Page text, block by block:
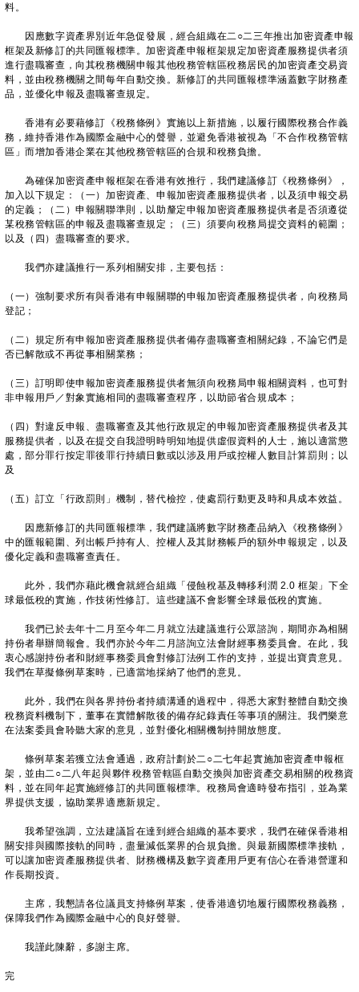
料。
因應數字資產界別近年急促發展，經合組織在二○二三‍年推出加密資產申報
框架及新修訂的共同匯報標準。加密資產申報框架規定加密資產服務提供者須
進行盡職審查，向其稅務機關申報其他稅務管轄區稅務居民的加密資產交易資
料，並由稅務機關之間每年自動交換。新修訂的共同匯報標準涵蓋數字財務產
品，並優化申報及盡職審查規定。
香港有必要藉修訂《稅務條例》實施以上新措施，以履行國際稅務合作義
務，維持香港作為國際金融中心的聲譽，並避免香港被視為「不合作稅務管轄
區」而增加香港企業在其他稅務管轄區的合規和稅務負擔。
為確保加密資產申報框架在香港有效推行，我們建議修訂《稅務條例》，
加入以下規定：（一）加密資產、申報加密資產服務提供者，以及須申報交易
的定義；（二）申報關聯準則，以助釐定申報加密資產服務提供者是否須遵從
某稅務管轄區的申報及盡職審查規定；（三）須要向稅務局提交資料的範圍；
以及（四）盡職審查的要求。
我們亦建議推行一系列相關安排，主要包括：
（一）強制要求所有與香港有申報關聯的申報加密資產服務提供者，向稅務局
登記；
（二）規定所有申報加密資產服務提供者備存盡職審查相關紀錄，不論它們是
否已解散或不再從事相關業務；
（三）訂明即使申報加密資產服務提供者無須向稅務局申報相關資料，也可對
非申報用戶／對象實施相同的盡職審查程序，以助節省合規成本；
（四）對違反申報、盡職審查及其他行政規定的申報加密資產服務提供者及其
服務提供者，以及在提交自我證明時明知地提供虛假資料的人士，施以適當懲
處，部分罪行按定罪後罪行持續日數或以涉及用戶或控權人數目計算罰則；以
及
（五）訂立「行政罰則」機制，替代檢控，使處罰行動更及時和具成本效益。
因應新修訂的共同匯報標準，我們建議將數字財務產品納入《稅務條例》
中的匯報範圍、列出帳戶持有人、控權人及其財務帳戶的額外申報規定，以及
優化定義和盡職審查責任。
此外，我們亦藉此機會就經合組織「侵蝕稅基及轉移利潤 2.0 框架」下全
球最低稅的實施，作技術性修訂。這些建議不會影響全球最低稅的實施。
我們已於去年十二月至今年二月就立法建議進行公眾諮詢，期間亦為相關
持份者舉辦簡報會。我們亦於今年二月諮詢立法會財經事務委員會。在此，我
衷心感謝持份者和財經事務委員會對修訂法例工作的支持，並提出寶貴意見。
我們在草擬條例草案時，已適當地採納了他們的意見。
此外，我們在與各界持份者持續溝通的過程中，得悉大家對整體自動交換
稅務資料機制下，董事在實體解散後的備存紀錄責任等事項的關注。我們樂意
在法案委員會聆聽大家的意見，並對優化相關機制持開放態度。
條例草案若獲立法會通過，政府計劃於二○二七年起實施加密資產申報框
架，並由二○二八年起與夥伴稅務管轄區自動交換與加密資產交易相關的稅務資
料，並在同年起實施經修訂的共同匯報標準。稅務局會適時發布指引，並為業
界提供支援，協助業界適應新規定。
我希望強調，立法建議旨在達到經合組織的基本要求，我們在確保香港相
關安排與國際接軌的同時，盡量減低業界的合規負擔。與最新國際標準接軌，
可以讓加密資產服務提供者、財務機構及數字資產用戶更有信心在香港營運和
作長期投資。
主席，我懇請各位議員支持條例草案，使香港適切地履行國際稅務義務，
保障我們作為國際金融中心的良好聲譽。
我謹此陳辭，多謝主席。
完